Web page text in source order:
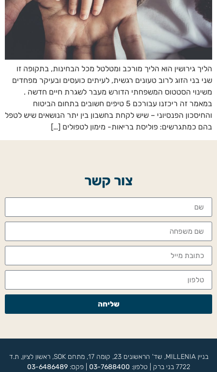
הליך גירושין הוא הליך מורכב ומטלטל מכל הבחינות, בתקופה זו
שני בני הזוג לרוב טעונים רגשית, לעיתים כועסים ובעיקר מפחדים
משינוי הסטטוס המשפחתי הדורש מעבר לשגרת חיים חדשה .
במאמר זה ריכזנו עבורכם 5 טיפים חשובים בתחום הביטוח
והחיסכון הפנסיוני – שיש לקחת בחשבון בין יתר הנושאים שיש לטפל
בהם כמתגרשים: פוליסת בריאות- מימון לטפולים […]
צור קשר
שליחה
בניין MILLENIA, שד' הראשונים 23, קומה 17, מתחם SOK, ראשון לציון, ת.ד
7722 בני ברק | טלפון:
03-7688400 | פקס:03-6486489